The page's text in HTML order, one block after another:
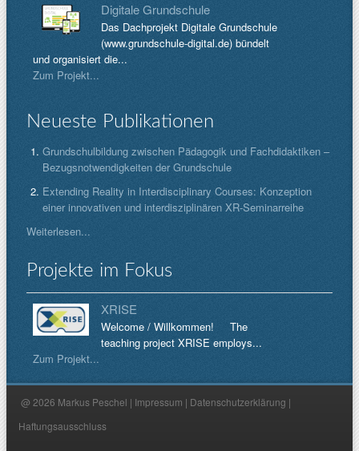
Digitale Grundschule
Das Dachprojekt Digitale Grundschule
(www.grundschule-digital.de) bündelt
und organisiert die...
Zum Projekt...
Neueste Publikationen
Grundschulbildung zwischen Pädagogik und Fachdidaktiken –
Bezugsnotwendigkeiten der Grundschule
Extending Reality in Interdisciplinary Courses: Konzeption
einer innovativen und interdisziplinären XR-Seminarreihe
Weiterlesen...
Projekte im Fokus
XRISE
Welcome / Willkommen! The
teaching project XRISE employs...
Zum Projekt...
@ 2026 Markus Peschel | Impressum | Datenschutzerklärung |
Haftungsausschluss